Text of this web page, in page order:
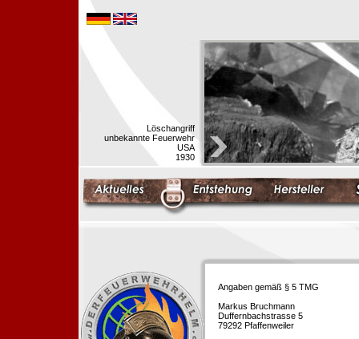
Löschangriff
unbekannte Feuerwehr
USA
1930
Angaben gemäß § 5 TMG
Markus Bruchmann
Duffernbachstrasse 5
79292 Pfaffenweiler